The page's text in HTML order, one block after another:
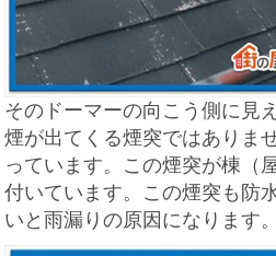
そのドーマーの向こう側に見
煙が出てくる煙突ではありま
っています。この煙突が棟（
付いています。この煙突も防
いと雨漏りの原因になります。